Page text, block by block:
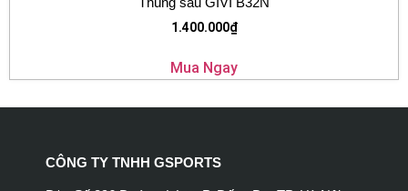
1.400.000₫
Mua Ngay
CÔNG TY TNHH GSPORTS